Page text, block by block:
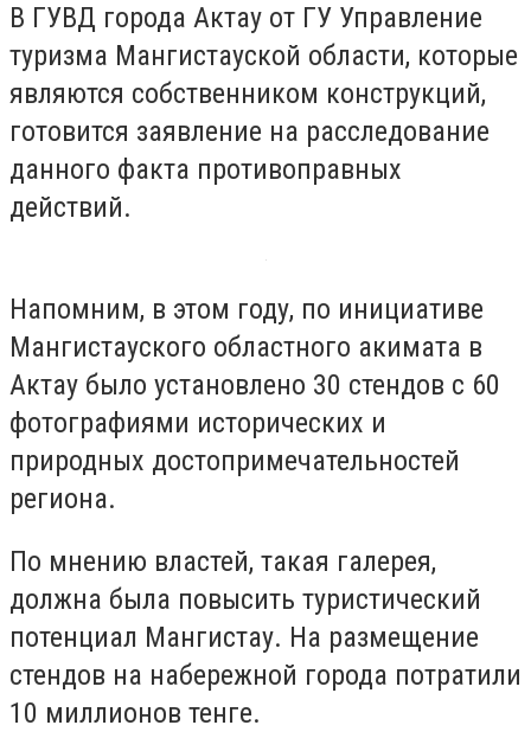
В ГУВД города Актау от ГУ Управление
туризма Мангистауской области, которые
являются собственником конструкций,
готовится заявление на расследование
данного факта противоправных
действий.
Напомним, в этом году, по инициативе
Мангистауского областного акимата в
Актау было установлено 30 стендов с 60
фотографиями исторических и
природных достопримечательностей
региона.
По мнению властей, такая галерея,
должна была повысить туристический
потенциал Мангистау. На размещение
стендов на набережной города потратили
10 миллионов тенге.